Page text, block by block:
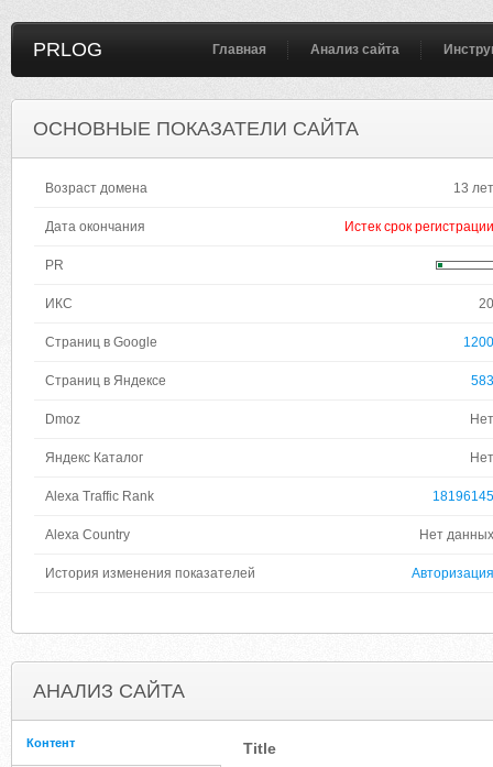
PRLOG Главная Анализ сайта
ОСНОВНЫЕ ПОКАЗАТЕЛИ САЙТА
Возраст домена 13 лет
Дата окончания Истек срок регистрации
PR
ИКС 20
Страниц в Google 1200
Страниц в Яндексе 583
Dmoz Нет
Яндекс Каталог Нет
Alexa Traffic Rank 18196145
Alexa Country Нет данных
История изменения показателей Авторизация
АНАЛИЗ САЙТА
Контент Title